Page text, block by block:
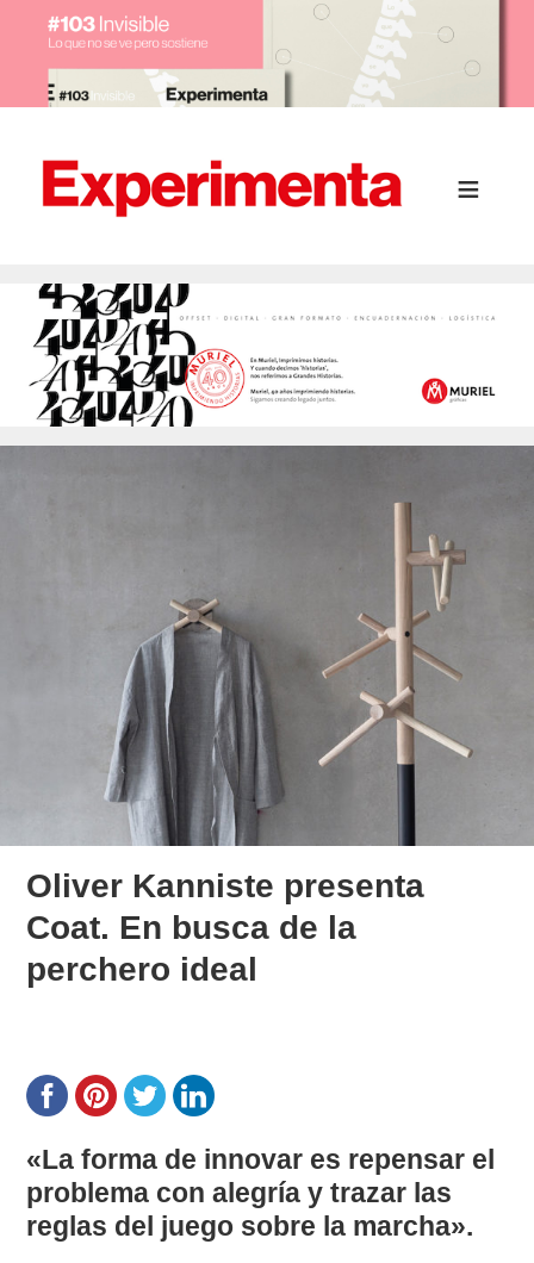
Oliver Kanniste presenta
Coat. En busca de la
perchero ideal
«La forma de innovar es repensar el
problema con alegría y trazar las
reglas del juego sobre la marcha».